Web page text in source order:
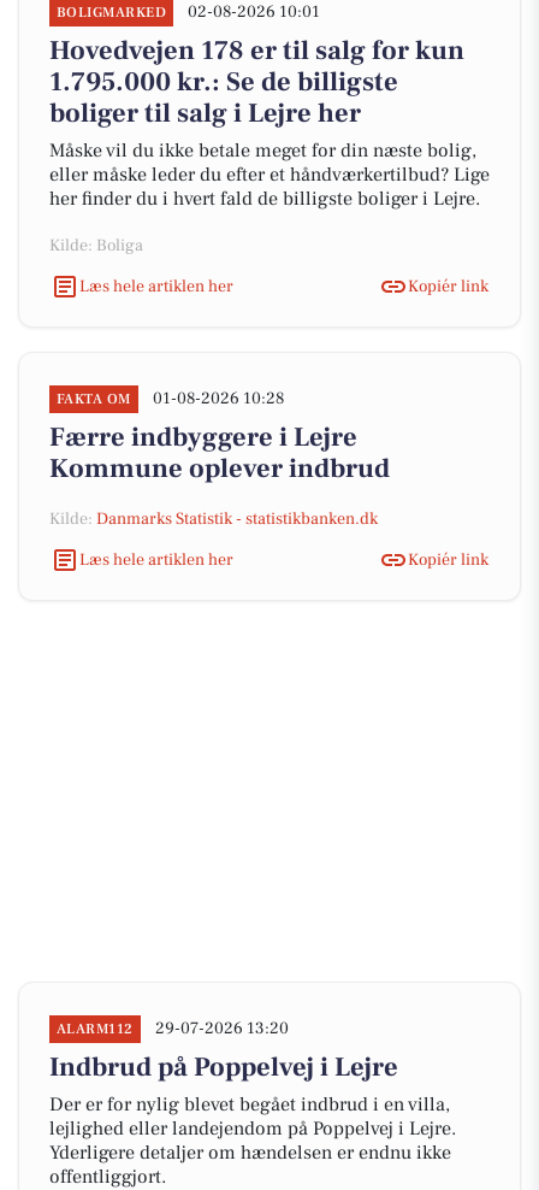
BOLIGMARKED 02-08-2026 10:01
Hovedvejen 178 er til salg for kun
1.795.000 kr.: Se de billigste
boliger til salg i Lejre her
Måske vil du ikke betale meget for din næste bolig,
eller måske leder du efter et håndværkertilbud? Lige
her finder du i hvert fald de billigste boliger i Lejre.
Kilde: Boliga
Læs hele artiklen her
Kopiér link
FAKTA OM 01-08-2026 10:28
Færre indbyggere i Lejre
Kommune oplever indbrud
Kilde: Danmarks Statistik - statistikbanken.dk
Læs hele artiklen her
Kopiér link
ALARM112 29-07-2026 13:20
Indbrud på Poppelvej i Lejre
Der er for nylig blevet begået indbrud i en villa,
lejlighed eller landejendom på Poppelvej i Lejre.
Yderligere detaljer om hændelsen er endnu ikke
offentliggjort.